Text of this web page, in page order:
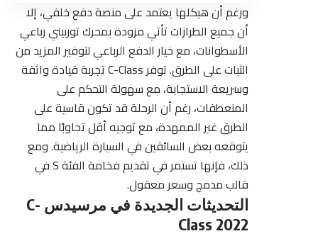
ورغم أن هيكلها يعتمد على منصة دفع خلفي، إلا
أن جميع الطرازات تأتي مزودة بمحرك توربيني رباعي
الأسطوانات، مع خيار الدفع الرباعي لتوفير المزيد من
الثبات على الطرق. توفر C-Class تجربة قيادة واثقة
وسريعة الاستجابة، مع سهولة التحكم على
المنعطفات، رغم أن الرحلة قد تكون قاسية على
الطرق غير الممهدة، مع توجيه أقل تجاوبًا مما
يتوقعه بعض السائقين في السيارة الرياضية. ومع
ذلك، فإنها تستمر في تقديم فخامة الفئة S في
قالب مدمج وسعر معقول.
التحديثات الجديدة في مرسيدس C-
Class 2022